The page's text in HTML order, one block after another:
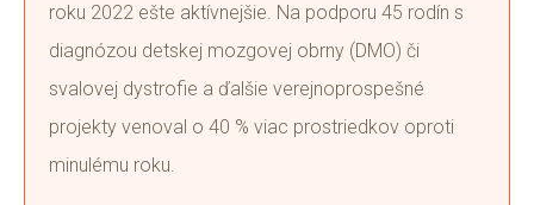
roku 2022 ešte aktívnejšie. Na podporu 45 rodín s
diagnózou detskej mozgovej obrny (DMO) či
svalovej dystrofie a ďalšie verejnoprospešné
projekty venoval o 40 % viac prostriedkov oproti
minulému roku.